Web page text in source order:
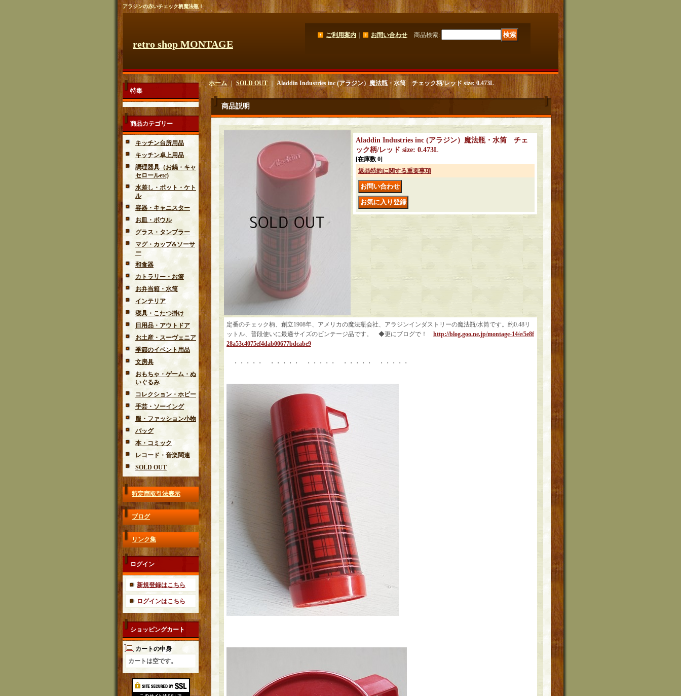
アラジンの赤いチェック柄魔法瓶！
retro shop MONTAGE
ご利用案内 お問い合わせ 商品検索:
特集
商品カテゴリー
キッチン台所用品
キッチン卓上用品
調理器具（お鍋・キャ
セロールetc)
水差し・ポット・ケト
ル
容器・キャニスター
お皿・ボウル
グラス・タンブラー
マグ・カップ&ソーサ
ー
和食器
カトラリー・お箸
お弁当箱・水筒
インテリア
寝具・こたつ掛け
日用品・アウトドア
お土産・スーヴェニア
季節のイベント用品
文房具
おもちゃ・ゲーム・ぬ
いぐるみ
コレクション・ホビー
手芸・ソーイング
服・ファッション小物
バッグ
本・コミック
レコード・音楽関連
SOLD OUT
特定商取引法表示
ブログ
リンク集
ログイン
新規登録はこちら
ログインはこちら
ショッピングカート
カートの中身
カートは空です。
ホーム｜ SOLD OUT｜ Aladdin Industries inc (アラジン）魔法瓶・水筒 チェック柄/レッド size: 0.473L
商品説明
Aladdin Industries inc (アラジン）魔法瓶・水筒 チェ
ック柄/レッド size: 0.473L
[在庫数 0]
返品特約に関する重要事項
定番のチェック柄、創立1908年、アメリカの魔法瓶会社、アラジンインダストリーの魔法瓶/水筒です。約0.48リ
ットル、普段使いに最適サイズのビンテージ品です。 ◆更にブログで！ http://blog.goo.ne.jp/montage-14/e/5e8f
28a53c4075ef4dab00677bdcabe9
・・・・・ ・・・・・ ・・・・・ ・・・・・ ・・・・・